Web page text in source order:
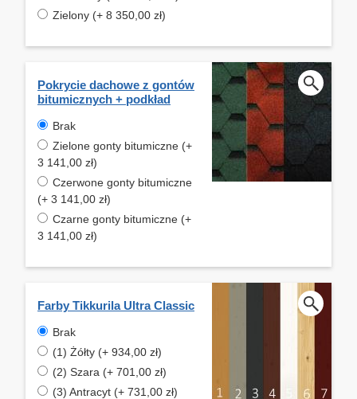
Zielony (+ 8 350,00 zł)
Pokrycie dachowe z gontów
bitumicznych + podkład
Brak
Zielone gonty bitumiczne (+
3 141,00 zł)
Czerwone gonty bitumiczne
(+ 3 141,00 zł)
Czarne gonty bitumiczne (+
3 141,00 zł)
Farby Tikkurila Ultra Classic
Brak
(1) Żółty (+ 934,00 zł)
(2) Szara (+ 701,00 zł)
(3) Antracyt (+ 731,00 zł)